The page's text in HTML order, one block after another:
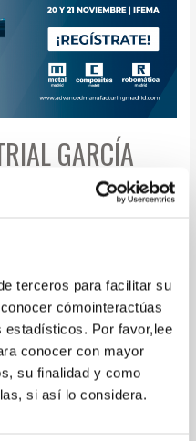
terceros para facilitar su
cómointeractúas
Por favor,lee
conocer con mayor
su finalidad y como
si así lo considera.
GARCÍA
comentario
líder en el sector de
en anunciar su
de MetalMadrid 2024,
y manufactura
llevará a cabo los días
Madrid. MetalMadrid